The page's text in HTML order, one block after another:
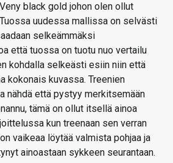
black gold johon olen ollut
uudessa mallissa on selvästi
selkeämmäksi
että tuossa on tuotu nuo vertailu
kohdalla selkeästi esiin niin että
kokonais kuvassa. Treenien
nähdä että pystyy merkitsemään
tämä on ollut itsellä ainoa
kun treenaan sen verran
vaikeaa löytää valmista pohjaa ja
ainoastaan sykkeen seurantaan.